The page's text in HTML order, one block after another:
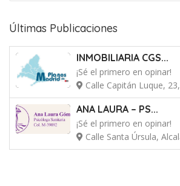
Últimas Publicaciones
INMOBILIARIA CGS...
¡Sé el primero en opinar!
Calle Capitán Luque,
ANA LAURA – PS...
¡Sé el primero en opinar!
Calle Santa Úrsula,